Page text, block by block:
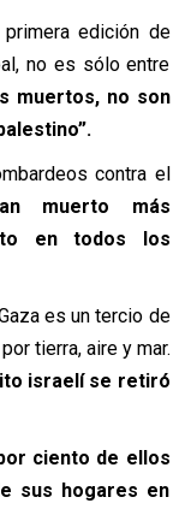
edición de
no es sólo entre
muertos, no son
contra el
muerto más
en todos los
es un tercio de
tierra, aire y mar.
israelí se retiró
ciento de ellos
sus hogares en